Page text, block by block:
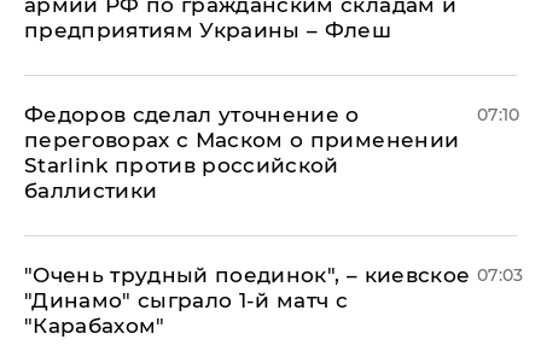
предприятиям Украины – Флеш
Федоров сделал уточнение о
переговорах с Маском о применении
Starlink против российской
баллистики
07:10
"Очень трудный поединок", – киевское
"Динамо" сыграло 1-й матч с
"Карабахом"
07:03